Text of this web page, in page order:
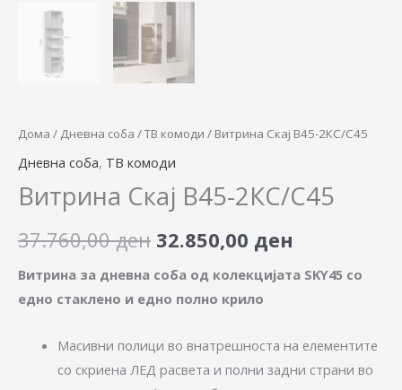
Дома / Дневна соба /ТВ комоди / Витрина Скај В45-2КС/С45
Дневна соба, ТВ комоди
Витрина Скај В45-2КС/С45
37.760,00ден 32.850,00 ден
Витрина за дневна соба од колекцијата SKY45 со
едно стаклено и едно полно крило
Масивни полици во внатрешноста на елементите
со скриена ЛЕД расвета и полни задни страни во